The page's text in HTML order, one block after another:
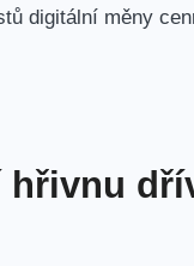
digitální měny